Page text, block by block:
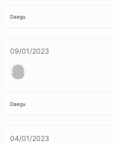
Daegu
09/01/2023
Daegu
04/01/2023